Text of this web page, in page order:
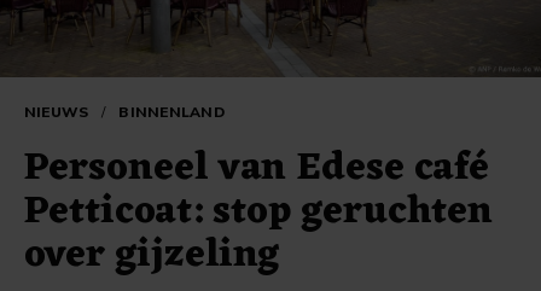
NIEUWS / BINNENLAND
Personeel van Edese café
Petticoat: stop geruchten
over gijzeling